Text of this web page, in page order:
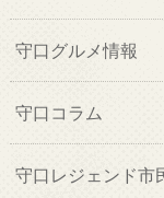
守口グルメ情報
守口コラム
守口レジェンド市